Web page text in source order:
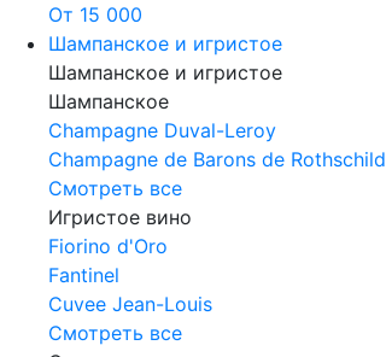
От 15 000
Шампанское и игристое
Шампанское и игристое
Шампанское
Champagne Duval-Leroy
Champagne de Barons de Rothschild
Смотреть все
Игристое вино
Fiorino d'Oro
Fantinel
Cuvee Jean-Louis
Смотреть все